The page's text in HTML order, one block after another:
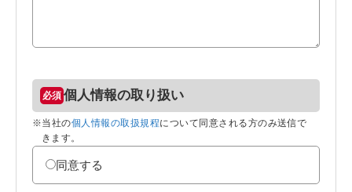
個人情報の取り扱い
※当社の個人情報の取扱規程について同意される方のみ送信で
きます。
同意する